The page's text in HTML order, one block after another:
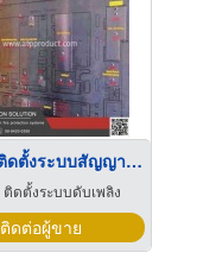
ออกแบบติดตั้งระบบสัญญาณแจ้งเหตุเพลิงไหม้ (Fire alarm systems)
ติดตั้งระบบดับเพลิง
ติดต่อผู้ขาย